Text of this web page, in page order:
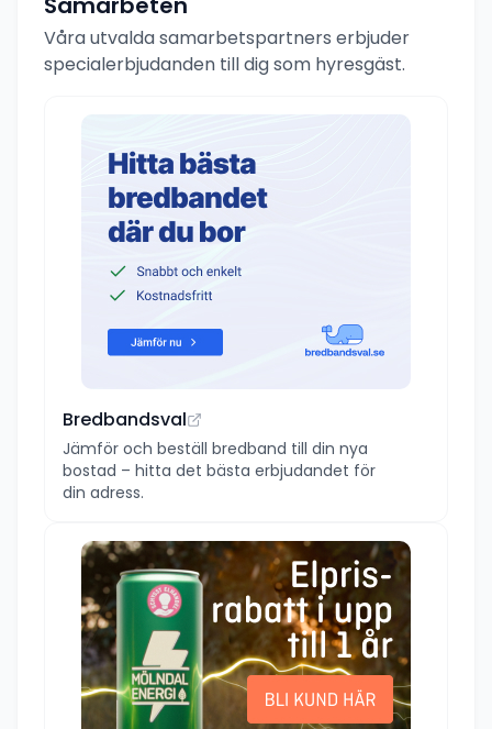
Våra utvalda samarbetspartners erbjuder
specialerbjudanden till dig som hyresgäst.
Bredbandsval
Jämför och beställ bredband till din nya
bostad – hitta det bästa erbjudandet för
din adress.